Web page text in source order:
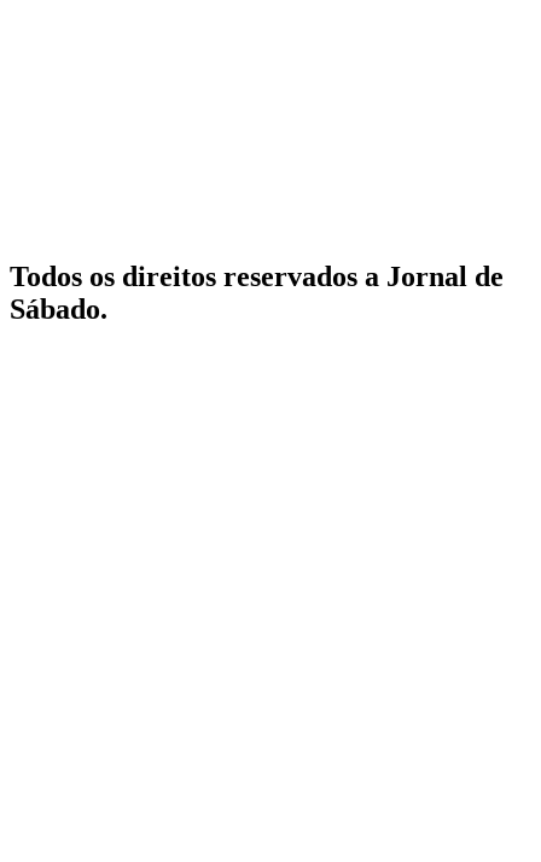
Todos os direitos reservados a Jornal de
Sábado.